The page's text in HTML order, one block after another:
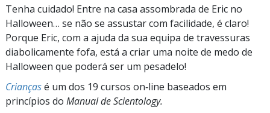
Tenha cuidado! Entre na casa assombrada de Eric no
Halloween… se não se assustar com facilidade, é claro!
Porque Eric, com a ajuda da sua equipa de travessuras
diabolicamente fofa, está a criar uma noite de medo de
Halloween que poderá ser um pesadelo!
Criançasé um dos 19 cursos on‑line baseados em
princípios do Manual de Scientology.